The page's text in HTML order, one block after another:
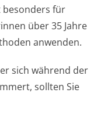
besonders für
über 35 Jahre
anwenden.
sich während der
sollten Sie